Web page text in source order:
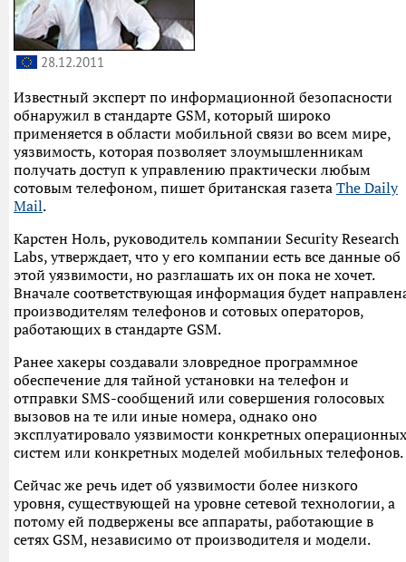
28.12.2011
Известный эксперт по информационной безопасности
обнаружил в стандарте GSM, который широко
применяется в области мобильной связи во всем мире,
уязвимость, которая позволяет злоумышленникам
получать доступ к управлению практически любым
сотовым телефоном, пишет британская газета The Daily
Mail.
Карстен Ноль, руководитель компании Security Research
Labs, утверждает, что у его компании есть все данные об
этой уязвимости, но разглашать их он пока не хочет.
Вначале соответствующая информация будет
производителям телефонов и сотовых операторов,
работающих в стандарте GSM.
Ранее хакеры создавали зловредное программное
обеспечение для тайной установки на телефон и
отправки SMS-сообщений или совершения голосовых
вызовов на те или иные номера, однако оно
эксплуатировало уязвимости конкретных операционных
систем или конкретных моделей мобильных телефонов.
Сейчас же речь идет об уязвимости более низкого
уровня, существующей на уровне сетевой технологии, а
потому ей подвержены все аппараты, работающие в
сетях GSM, независимо от производителя и модели.